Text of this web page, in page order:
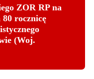
ZOR RP na
rocznicę
(Woj.